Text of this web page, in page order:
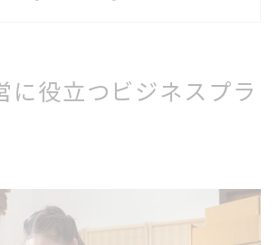
デルを模索する工務店戦略
営における収益モデルの再考
工務店ビジネス戦略の立案方法
営で広がる新サービス展開のヒン
に役立つビジネスプラ